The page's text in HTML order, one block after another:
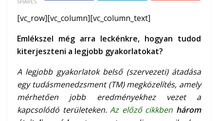
[vc_row][vc_column][vc_column_text]
Emlékszel még arra leckénkre, hogyan tudod
kiterjeszteni a legjobb gyakorlatokat?
A legjobb gyakorlatok belső (szervezeti) átadása
egy tudásmenedzsment (TM) megközelítés, amely
mérhetően jobb eredményekhez vezet a
kapcsolódó területeken.Az előző cikkben három